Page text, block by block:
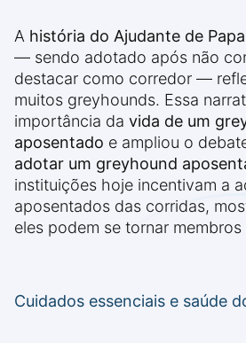
A história do Ajudante de
— sendo adotado após não
destacar como corredor —
muitos greyhounds. Essa
importância da vida de um
aposentado e ampliou o
adotar um greyhound
instituições hoje incentivam a
aposentados das corridas,
eles podem se tornar
Cuidados essenciais e saúde